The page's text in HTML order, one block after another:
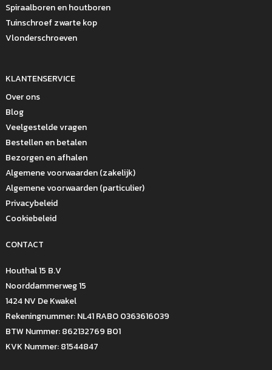
Spiraalboren en houtboren
Tuinschroef zwarte kop
Vlonderschroeven
KLANTENSERVICE
Over ons
Blog
Veelgestelde vragen
Bestellen en betalen
Bezorgen en afhalen
Algemene voorwaarden (zakelijk)
Algemene voorwaarden (particulier)
Privacybeleid
Cookiebeleid
CONTACT
Houthal 15 B.V
Noorddammerweg 15
1424 NV De Kwakel
Rekeningnummer: NL41 RABO 0363616039
BTW Nummer: 862132769 B01
KVK Nummer: 81544847